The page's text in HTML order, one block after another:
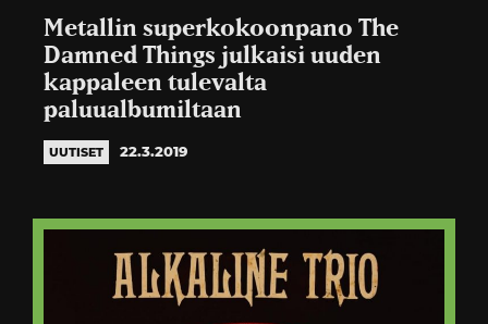
Metallin superkokoonpano The
Damned Things julkaisi uuden
kappaleen tulevalta
paluualbumiltaan
UUTISET 22.3.2019